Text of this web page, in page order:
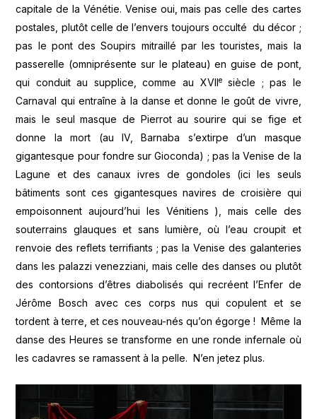
capitale de la Vénétie. Venise oui, mais pas celle des cartes
postales, plutôt celle de l’envers toujours occulté du décor ;
pas le pont des Soupirs mitraillé par les touristes, mais la
passerelle (omniprésente sur le plateau) en guise de pont,
qui conduit au supplice, comme au XVIIesiècle ; pas le
Carnaval qui entraîne à la danse et donne le goût de vivre,
mais le seul masque de Pierrot au sourire qui se fige et
donne la mort (au IV, Barnaba s’extirpe d’un masque
gigantesque pour fondre sur Gioconda) ; pas la Venise de la
Lagune et des canaux ivres de gondoles (ici les seuls
bâtiments sont ces gigantesques navires de croisière qui
empoisonnent aujourd’hui les Vénitiens ), mais celle des
souterrains glauques et sans lumière, où l’eau croupit et
renvoie des reflets terrifiants ; pas la Venise des galanteries
dans les palazzi venezziani, mais celle des danses ou plutôt
des contorsions d’êtres diabolisés qui recréent l’Enfer de
Jérôme Bosch avec ces corps nus qui copulent et se
tordent à terre, et ces nouveau-nés qu’on égorge ! Même la
danse des Heures se transforme en une ronde infernale où
les cadavres se ramassent à la pelle. N’en jetez plus.